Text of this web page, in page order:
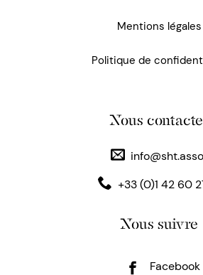
Mentions légales
Politique de
Nous
+33 (0)1 42 60
Nous suivre
Facebook